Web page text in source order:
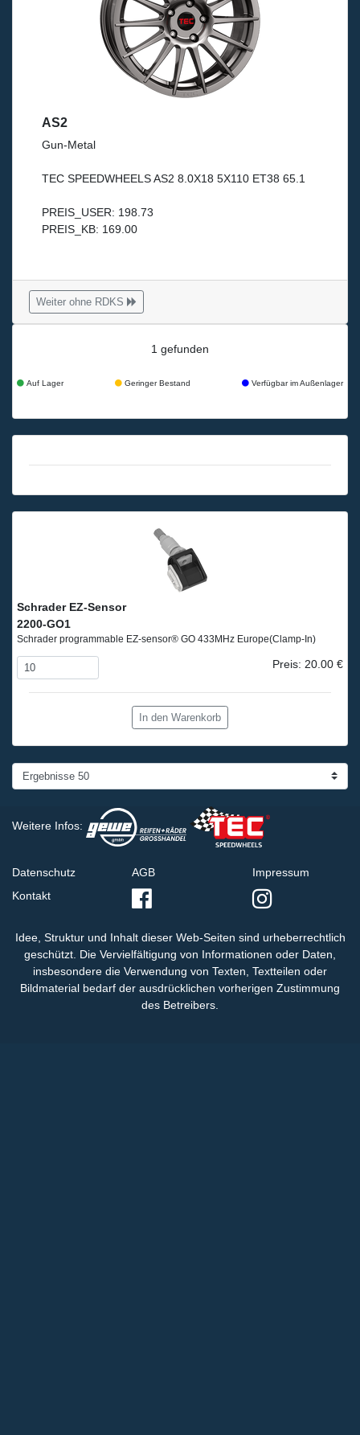
AS2
Gun-Metal
TEC SPEEDWHEELS AS2 8.0X18 5X110 ET38 65.1
PREIS_USER: 198.73
PREIS_KB: 169.00
Weiter ohne RDKS
1 gefunden
Auf Lager Geringer Bestand Verfügbar im Außenlager
Schrader EZ-Sensor
2200-GO1
Schrader programmable EZ-sensor® GO 433MHz Europe(Clamp-In)
Preis: 20.00 €
In den Warenkorb
Weitere Infos:
Datenschutz
Kontakt
AGB Impressum
Idee, Struktur und Inhalt dieser Web-Seiten sind urheberrechtlich
geschützt. Die Vervielfältigung von Informationen oder Daten,
insbesondere die Verwendung von Texten, Textteilen oder
Bildmaterial bedarf der ausdrücklichen vorherigen Zustimmung
des Betreibers.